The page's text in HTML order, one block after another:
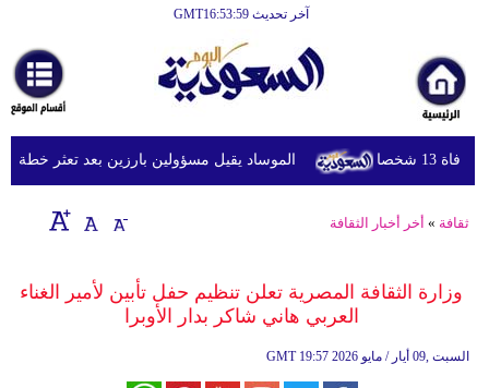
آخر تحديث GMT16:53:59
أخبارعاجلة
رياضة
ثقافة
إقتصاد
وموسيقى
الموساد يقيل مسؤولين بارزين بعد تعثر خطة
ثقافة » أخر أخبار الثقافة
وزارة الثقافة المصرية تعلن تنظيم حفل تأبين لأمير الغناء
العربي هاني شاكر بدار الأوبرا
GMT 19:57 2026 السبت ,09 أيار / مايو